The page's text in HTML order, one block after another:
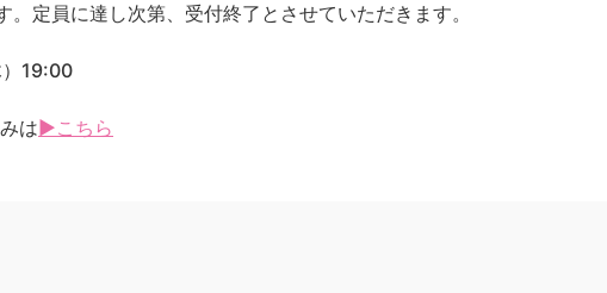
定員に達し次第、受付終了とさせていただきます。
）19:00
は▶こちら